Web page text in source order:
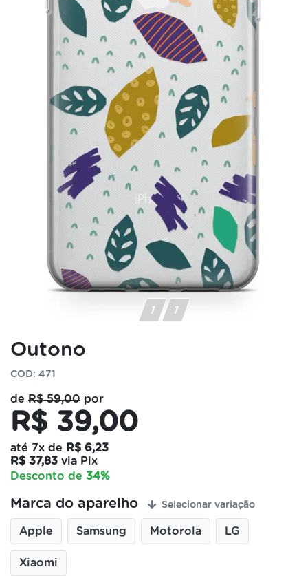
Outono
COD: 471
de R$ 59,00 por
R$ 39,00
até 7x de
R$ 6,23
R$ 37,83 via Pix
Desconto de 34%
Marca do aparelho Selecionar variação
Apple Samsung Motorola LG
Xiaomi